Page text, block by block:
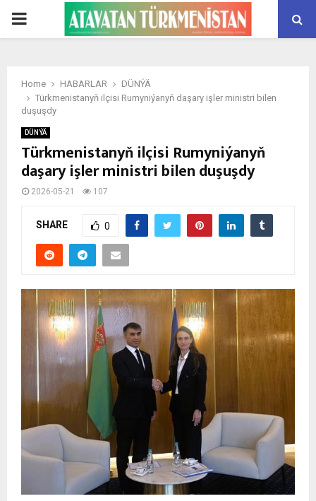
PRIMARY
Home HABARLAR
DÜNÝÄ
Türkmenistanyň ilçisi Rumyniýanyň daşary işler ministri bilen
duşuşdy
DÜNÝÄ
Türkmenistanyň ilçisi Rumyniýanyň
daşary işler ministri bilen duşuşdy
2026-05-21 107
SHARE 0